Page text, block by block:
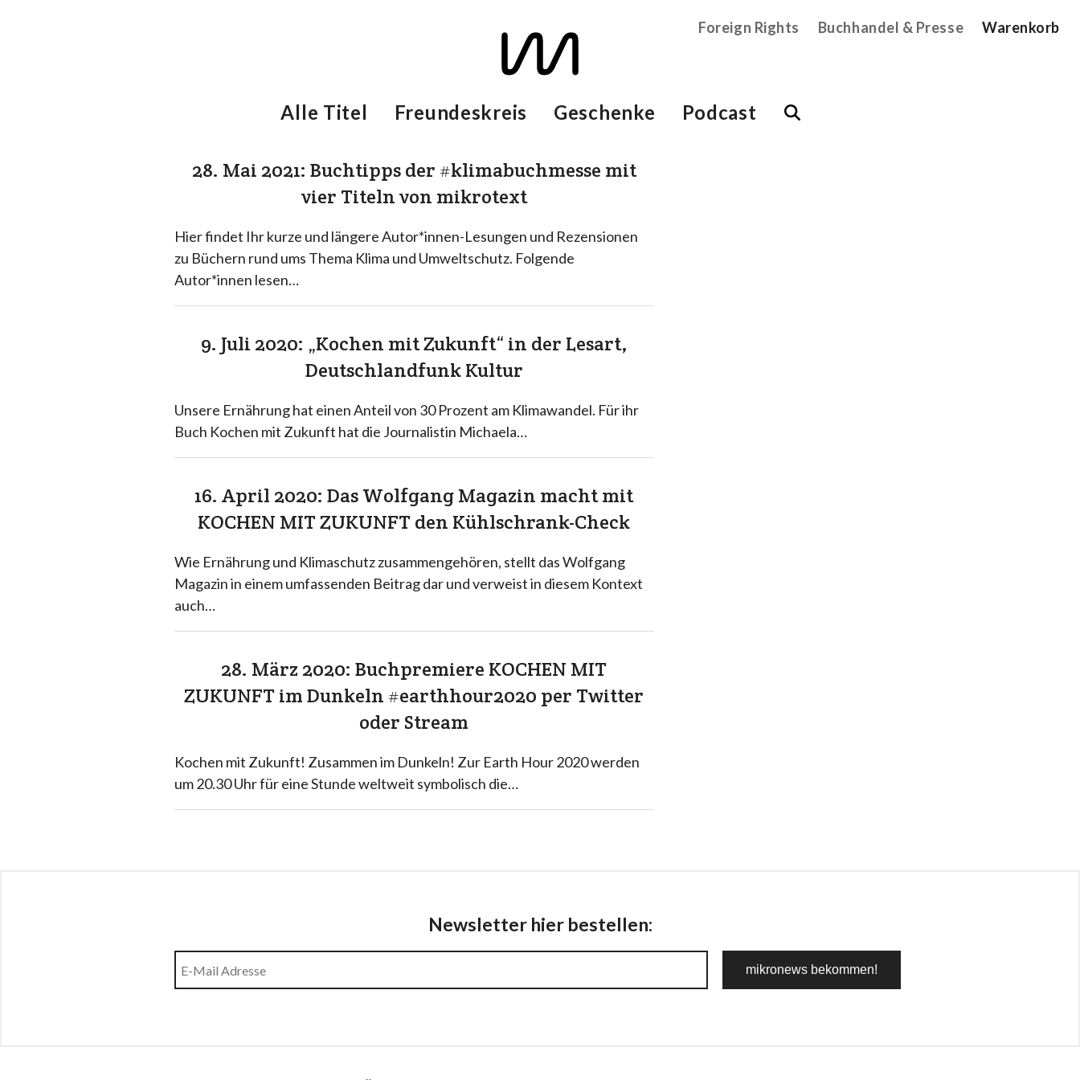
Foreign Rights Buchhandel & Presse Warenkorb
Alle Titel Freundeskreis Geschenke Podcast
28. Mai 2021: Buchtipps der #klimabuchmesse mit
vier Titeln von mikrotext
Hier findet Ihr kurze und längere Autor*innen-Lesungen und Rezensionen
zu Büchern rund ums Thema Klima und Umweltschutz. Folgende
Autor*innen lesen…
9. Juli 2020: „Kochen mit Zukunft“ in der Lesart,
Deutschlandfunk Kultur
Unsere Ernährung hat einen Anteil von 30 Prozent am Klimawandel. Für ihr
Buch Kochen mit Zukunft hat die Journalistin Michaela…
16. April 2020: Das Wolfgang Magazin macht mit
KOCHEN MIT ZUKUNFT den Kühlschrank-Check
Wie Ernährung und Klimaschutz zusammengehören, stellt das Wolfgang
Magazin in einem umfassenden Beitrag dar und verweist in diesem Kontext
auch…
28. März 2020: Buchpremiere KOCHEN MIT
ZUKUNFT im Dunkeln #earthhour2020 per Twitter
oder Stream
Kochen mit Zukunft! Zusammen im Dunkeln! Zur Earth Hour 2020 werden
um 20.30 Uhr für eine Stunde weltweit symbolisch die…
Newsletter hier bestellen: